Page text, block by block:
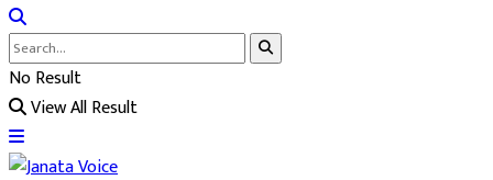
No Result
View All Result